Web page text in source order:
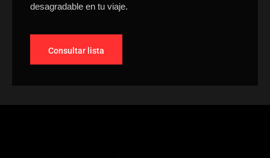
desagradable en tu viaje.
Consultar lista